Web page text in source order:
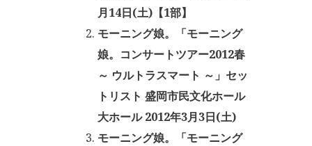
月14日(土)【1部】
モーニング娘。「モーニング
娘。コンサートツアー2012春
～ ウルトラスマート ～」セッ
トリスト 盛岡市民文化ホール
大ホール 2012年3月3日(土)
モーニング娘。「モーニング